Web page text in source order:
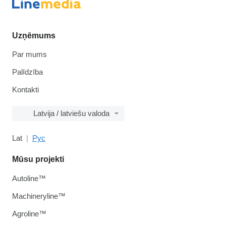
Uzņēmums
Par mums
Palīdzība
Kontakti
Latvija / latviešu valoda
Lat Рус
Mūsu projekti
Autoline™
Machineryline™
Agroline™